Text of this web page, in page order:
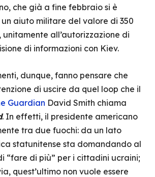
che già a fine febbraio si è
aiuto militare del valore di 350
all’autorizzazione di
di informazioni con Kiev.
dunque, fanno pensare che
di uscire da quel loop che il
Guardian David Smith chiama
. In effetti, il presidente americano
tra due fuochi: da un lato
statunitense sta domandando al
“fare di più” per i cittadini ucraini;
quest’ultimo non vuole essere